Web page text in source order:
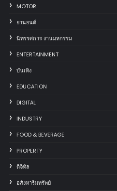
MOTOR
‎ยานยนต์‎
นิทรรศการ งานมหกรรม
ENTERTAINMENT
บันเทิง
EDUCATION
DIGITAL
INDUSTRY
FOOD & BEVERAGE
PROPERTY
ดิจิทัล
อสังหาริมทรัพย์